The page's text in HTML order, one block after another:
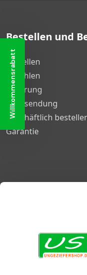
Bestellen und
Bestellen
Bezahlen
Lieferung
Rücksendung
Geschäftlich
Garantie
Willkommensrabatt